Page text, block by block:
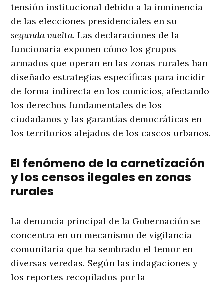
tensión institucional debido a la inminencia
de las elecciones presidenciales en su
segunda vuelta. Las declaraciones de la
funcionaria exponen cómo los grupos
armados que operan en las zonas rurales han
diseñado estrategias específicas para incidir
de forma indirecta en los comicios, afectando
los derechos fundamentales de los
ciudadanos y las garantías democráticas en
los territorios alejados de los cascos urbanos.
El fenómeno de la carnetización
y los censos ilegales en zonas
rurales
La denuncia principal de la Gobernación se
concentra en un mecanismo de vigilancia
comunitaria que ha sembrado el temor en
diversas veredas. Según las indagaciones y
los reportes recopilados por la